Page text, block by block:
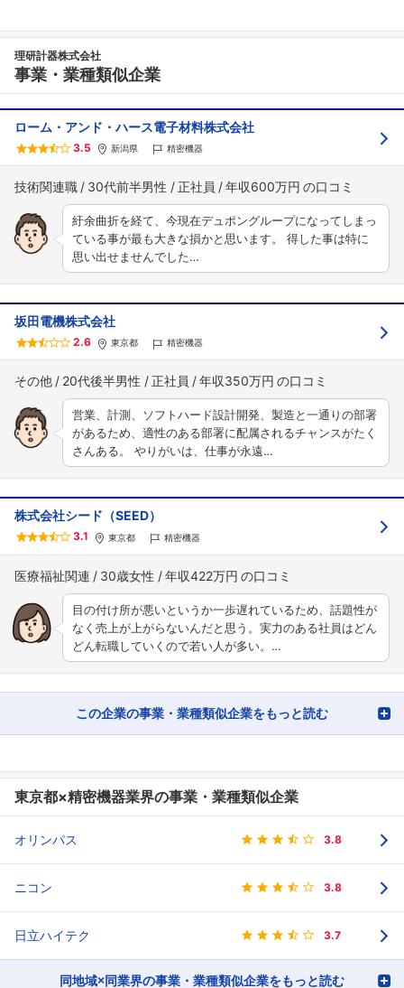
理研計器株式会社
事業・業種類似企業
ローム・アンド・ハース電子材料株式会社
3.5 新潟県 精密機器
技術関連職 30代前半男性 正社員 年収600万円
紆余曲折を経て、今現在デュポングループになってしまっ
ている事が最も大きな損かと思います。 得した事は特に
思い出せませんでした…
坂田電機株式会社
2.6 東京都 精密機器
その他 20代後半男性 正社員 年収350万円
営業、計測、ソフトハード設計開発、製造と一通りの部署
があるため、適性のある部署に配属されるチャンスがたく
さんある。 やりがいは、仕事が永遠…
株式会社シード（SEED）
3.1 東京都 精密機器
医療福祉関連 30歳女性 年収422万円
目の付け所が悪いというか一歩遅れているため、話題性が
なく売上が上がらないんだと思う。実力のある社員はどん
どん転職していくので若い人が多い。…
この企業の事業・業種類似企業をもっと読む
東京都×精密機器業界の事業・業種類似企業
オリンパス 3.8
ニコン 3.8
日立ハイテク 3.7
同地域×同業界の事業・業種類似企業をもっと読む